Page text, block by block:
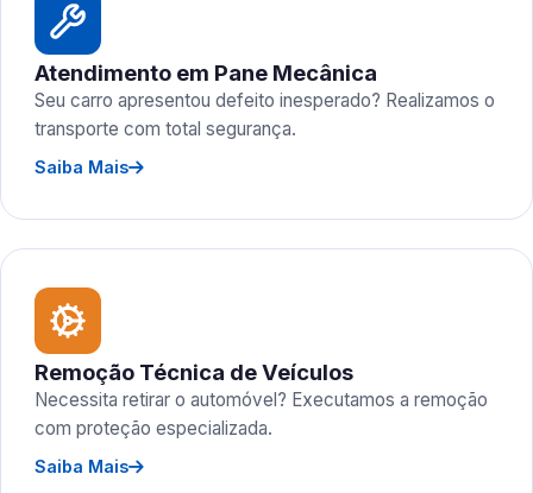
Atendimento em Pane Mecânica
Seu carro apresentou defeito inesperado? Realizamos o
transporte com total segurança.
Saiba Mais
Remoção Técnica de Veículos
Necessita retirar o automóvel? Executamos a remoção
com proteção especializada.
Saiba Mais